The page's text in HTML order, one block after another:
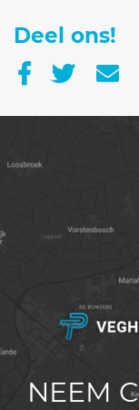
Deel ons!
NEEM